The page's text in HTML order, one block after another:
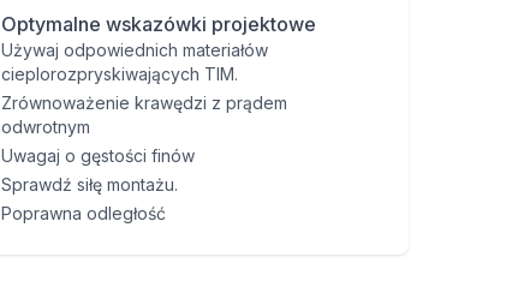
Optymalne wskazówki projektowe
Używaj odpowiednich materiałów
cieplorozpryskiwających TIM.
Zrównoważenie krawędzi z prądem
odwrotnym
Uwagaj o gęstości finów
Sprawdź siłę montażu.
Poprawna odległość